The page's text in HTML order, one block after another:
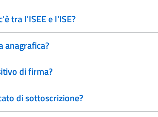
tra l'ISEE e l'ISE?
anagrafica?
di firma?
di sottoscrizione?